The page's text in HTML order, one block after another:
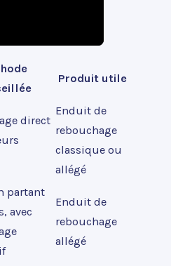
Produit utile
direct
Enduit de
rebouchage
classique ou
allégé
partant
avec
Enduit de
rebouchage
allégé